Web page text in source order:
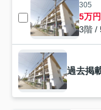
305
5万円
3階 /
過去掲